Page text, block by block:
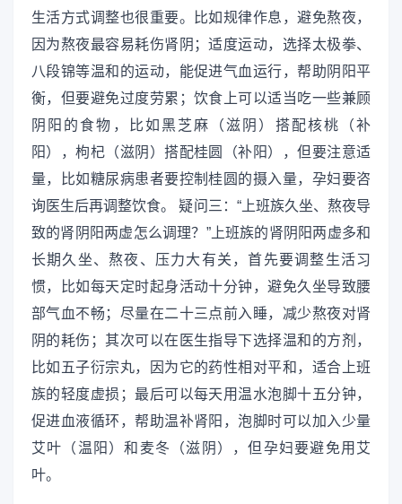
生活方式调整也很重要。比如规律作息，避免熬夜，
因为熬夜最容易耗伤肾阴；适度运动，选择太极拳、
八段锦等温和的运动，能促进气血运行，帮助阴阳平
衡，但要避免过度劳累；饮食上可以适当吃一些兼顾
阴阳的食物，比如黑芝麻（滋阴）搭配核桃（补
阳），枸杞（滋阴）搭配桂圆（补阳），但要注意适
量，比如糖尿病患者要控制桂圆的摄入量，孕妇要咨
询医生后再调整饮食。 疑问三：“上班族久坐、熬夜导
致的肾阴阳两虚怎么调理？”上班族的肾阴阳两虚多和
长期久坐、熬夜、压力大有关，首先要调整生活习
惯，比如每天定时起身活动十分钟，避免久坐导致腰
部气血不畅；尽量在二十三点前入睡，减少熬夜对肾
阴的耗伤；其次可以在医生指导下选择温和的方剂，
比如五子衍宗丸，因为它的药性相对平和，适合上班
族的轻度虚损；最后可以每天用温水泡脚十五分钟，
促进血液循环，帮助温补肾阳，泡脚时可以加入少量
艾叶（温阳）和麦冬（滋阴），但孕妇要避免用艾
叶。